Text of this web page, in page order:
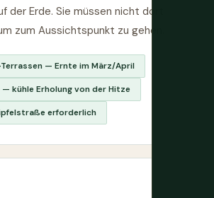
der Erde. Sie müssen nicht dort
zum Aussichtspunkt zu gehen.
— Ernte im März/April
kühle Erholung von der Hitze
erforderlich